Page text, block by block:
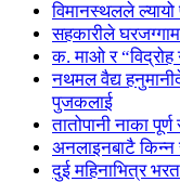
विमानस्थलले ल्यायो
सहकारीले
क. माओ र “विद्रोह
नथमल वैद्य
पुजकलाई
तातोपानी नाका
अनलाइनबाटै
दुई महिनाभित्र